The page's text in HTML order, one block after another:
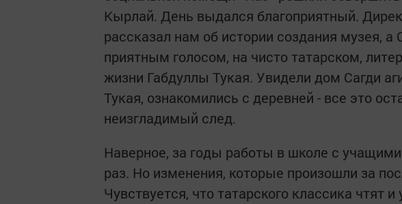
Кырлай. День выдался благоприятный.
рассказал нам об истории создания музея,
приятным голосом, на чисто татарском,
жизни Габдуллы Тукая. Увидели дом Сагди
Тукая, ознакомились с деревней - все это
неизгладимый след.
Наверное, за годы работы в школе с
раз. Но изменения, которые произошли за
Чувствуется, что татарского классика чтят